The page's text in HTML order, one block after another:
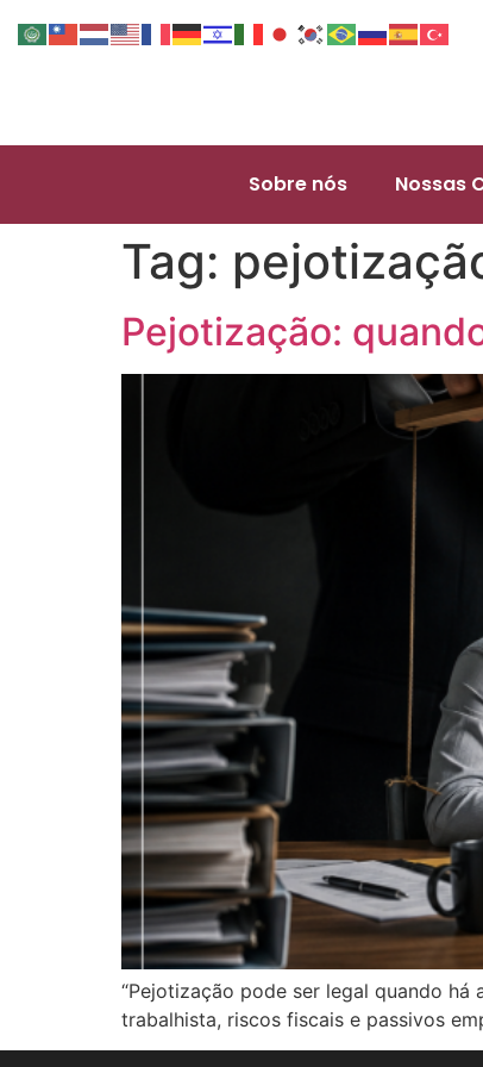
Sobre nós Nossas
Tag:
Pejotização:
“Pejotização pode ser legal quando
trabalhista, riscos fiscais e passivos